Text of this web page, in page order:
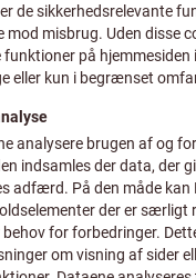
billedet